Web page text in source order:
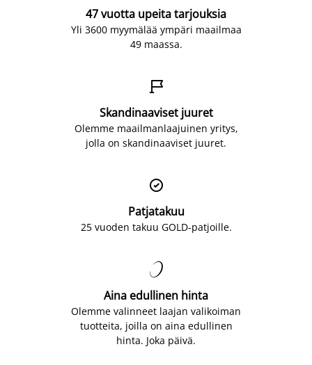
47 vuotta upeita tarjouksia
Yli 3600 myymälää ympäri maailmaa
49 maassa.

Skandinaaviset juuret
Olemme maailmanlaajuinen yritys,
jolla on skandinaaviset juuret.

Patjatakuu
25 vuoden takuu GOLD-patjoille.

Aina edullinen hinta
Olemme valinneet laajan valikoiman
tuotteita, joilla on aina edullinen
hinta. Joka päivä.